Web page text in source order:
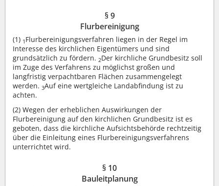
§ 9
Flurbereinigung
(1) 1 Flurbereinigungsverfahren liegen in der Regel im
Interesse des kirchlichen Eigentümers und sind
grundsätzlich zu fördern. 2Der kirchliche Grundbesitz soll
im Zuge des Verfahrens zu möglichst großen und
langfristig verpachtbaren Flächen zusammengelegt
werden. 3Auf eine wertgleiche Landabfindung ist zu
achten.
(2) Wegen der erheblichen Auswirkungen der
Flurbereinigung auf den kirchlichen Grundbesitz ist es
geboten, dass die kirchliche Aufsichtsbehörde rechtzeitig
über die Einleitung eines Flurbereinigungsverfahrens
unterrichtet wird.
§ 10
Bauleitplanung